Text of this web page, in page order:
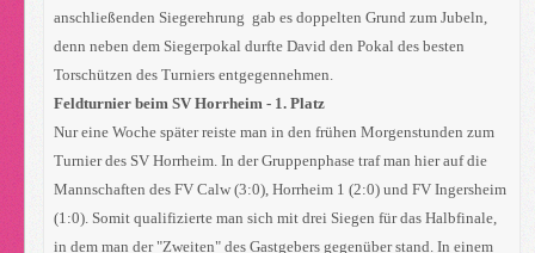
anschließenden Siegerehrung gab es doppelten Grund zum Jubeln,
denn neben dem Siegerpokal durfte David den Pokal des besten
Torschützen des Turniers entgegennehmen.
Feldturnier beim SV Horrheim - 1. Platz
Nur eine Woche später reiste man in den frühen Morgenstunden zum
Turnier des SV Horrheim. In der Gruppenphase traf man hier auf die
Mannschaften des FV Calw (3:0), Horrheim 1 (2:0) und FV Ingersheim
(1:0). Somit qualifizierte man sich mit drei Siegen für das Halbfinale,
in dem man der "Zweiten" des Gastgebers gegenüber stand. In einem